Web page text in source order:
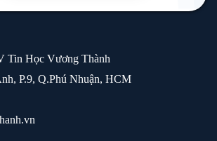
Tin Học Vương Thành
P.9, Q.Phú Nhuận, HCM